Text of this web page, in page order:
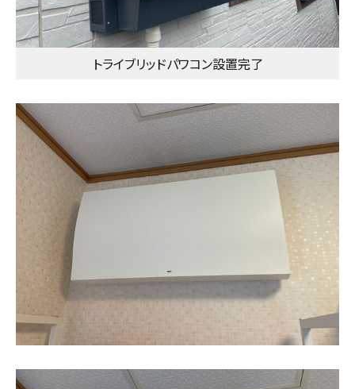
トライブリッドパワコン設置完了